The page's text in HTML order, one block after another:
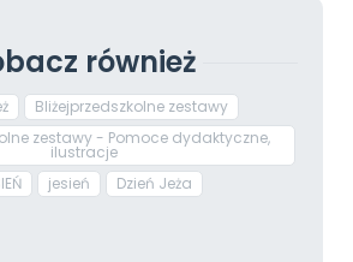
również
Bliżejprzedszkolne zestawy
zestawy - Pomoce dydaktyczne,
ilustracje
jesień Dzień Jeża